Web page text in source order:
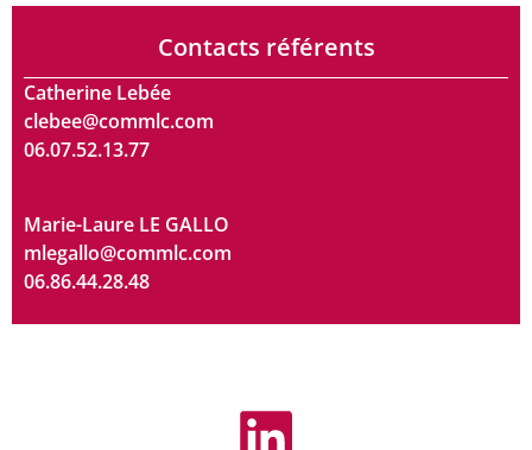
Contacts référents
Catherine Lebée
clebee@commlc.com
06.07.52.13.77
Marie-Laure LE GALLO
mlegallo@commlc.com
06.86.44.28.48